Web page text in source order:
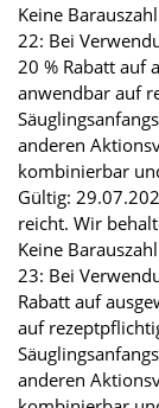
Keine
22: Bei
20 % Rabatt auf
anwendbar auf
anderen
kombinierbar
Gültig:
reicht. Wir
Keine
23: Bei
Rabatt auf
auf
anderen